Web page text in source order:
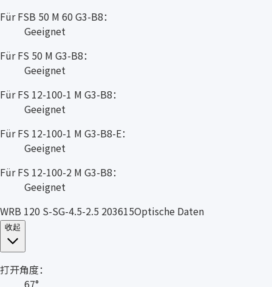
Für FSB 50 M 60 G3-B8：
Geeignet
Für FS 50 M G3-B8：
Geeignet
Für FS 12-100-1 M G3-B8：
Geeignet
Für FS 12-100-1 M G3-B8-E：
Geeignet
Für FS 12-100-2 M G3-B8：
Geeignet
WRB 120 S-SG-4.5-2.5 203615Optische Daten
收起
打开角度：
67°